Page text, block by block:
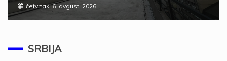
četvrtak, 6. avgust, 2026
SRBIJA
SRBIJA
četvrtak, 6. avgust, 2026